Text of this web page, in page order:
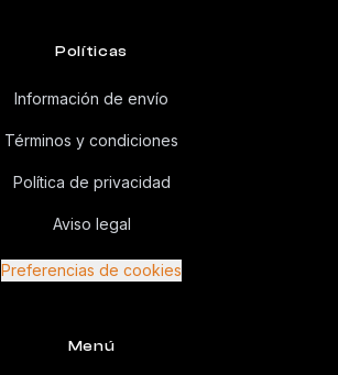
Políticas
Información de envío
Términos y condiciones
Política de privacidad
Aviso legal
Preferencias de cookies
Menú